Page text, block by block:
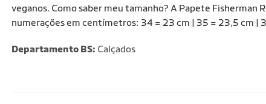
veganos. Como saber meu tamanho? A Papete Fisherman
numerações em centímetros: 34 = 23 cm | 35 = 23,5 cm |
Departamento BS: Calçados